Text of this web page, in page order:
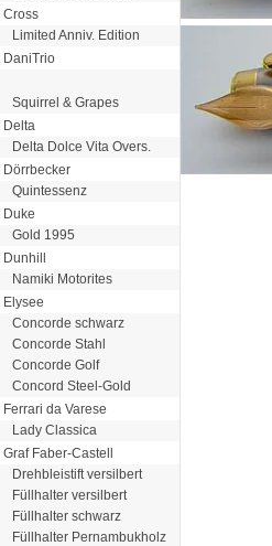
Cross
Limited Anniv. Edition
DaniTrio
Squirrel & Grapes
Delta
Delta Dolce Vita Overs.
Dörrbecker
Quintessenz
Duke
Gold 1995
Dunhill
Namiki Motorites
Elysee
Concorde schwarz
Concorde Stahl
Concorde Golf
Concord Steel-Gold
Ferrari da Varese
Lady Classica
Graf Faber-Castell
Drehbleistift versilbert
Füllhalter versilbert
Füllhalter schwarz
Füllhalter Pernambukholz